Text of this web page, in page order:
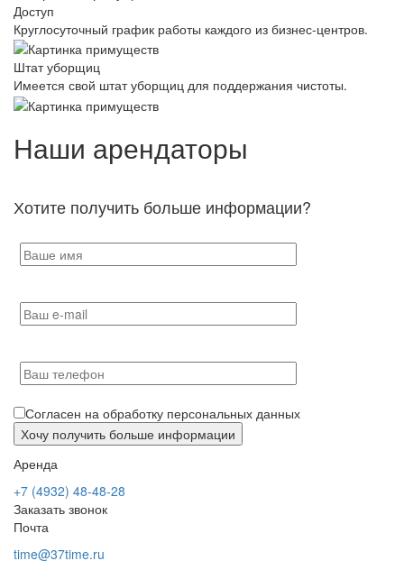
Доступ
Круглосуточный график работы каждого из бизнес-центров.
Штат уборщиц
Имеется свой штат уборщиц для поддержания чистоты.
Наши арендаторы
Хотите получить больше информации?
Согласен на обработку персональных данных
Аренда
+7 (4932) 48-48-28
Заказать звонок
Почта
time@37time.ru